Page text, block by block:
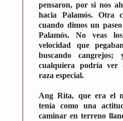
pensaron, por si nos
hacia Palamós. Otra
cuando dimos un
Palamós. No veas
velocidad que
buscando
cualquiera podría ver
raza especial.
Ang Rita, que era el
tenía como una
caminar en terreno